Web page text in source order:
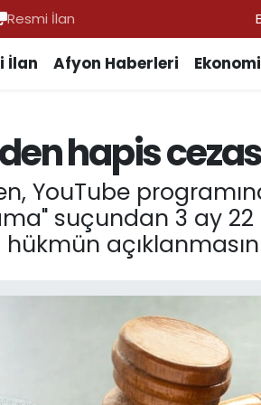
Resmi İlan
İlan Afyon Haberleri Ekonomi
hapis
YouTube
suçundan 3 ay 22